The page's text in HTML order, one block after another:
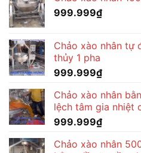
999.999₫
Chảo xào nhân tự
thủy 1 pha
999.999₫
Chảo xào nhân
lệch tâm gia nhiệt
999.999₫
Chảo xào nhân